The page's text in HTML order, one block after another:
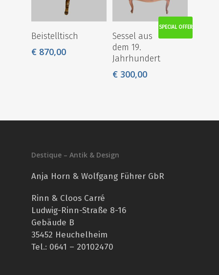
Beistelltisch
€ 870,00
SPECIAL OFFER
Sessel aus
dem 19.
Jahrhundert
€ 300,00
Destique – Antik & Design
Anja Horn & Wolfgang Führer GbR
Rinn & Cloos Carré
Ludwig-Rinn-Straße 8-16
Gebäude B
35452 Heuchelheim
Tel.: 0641 – 20102470